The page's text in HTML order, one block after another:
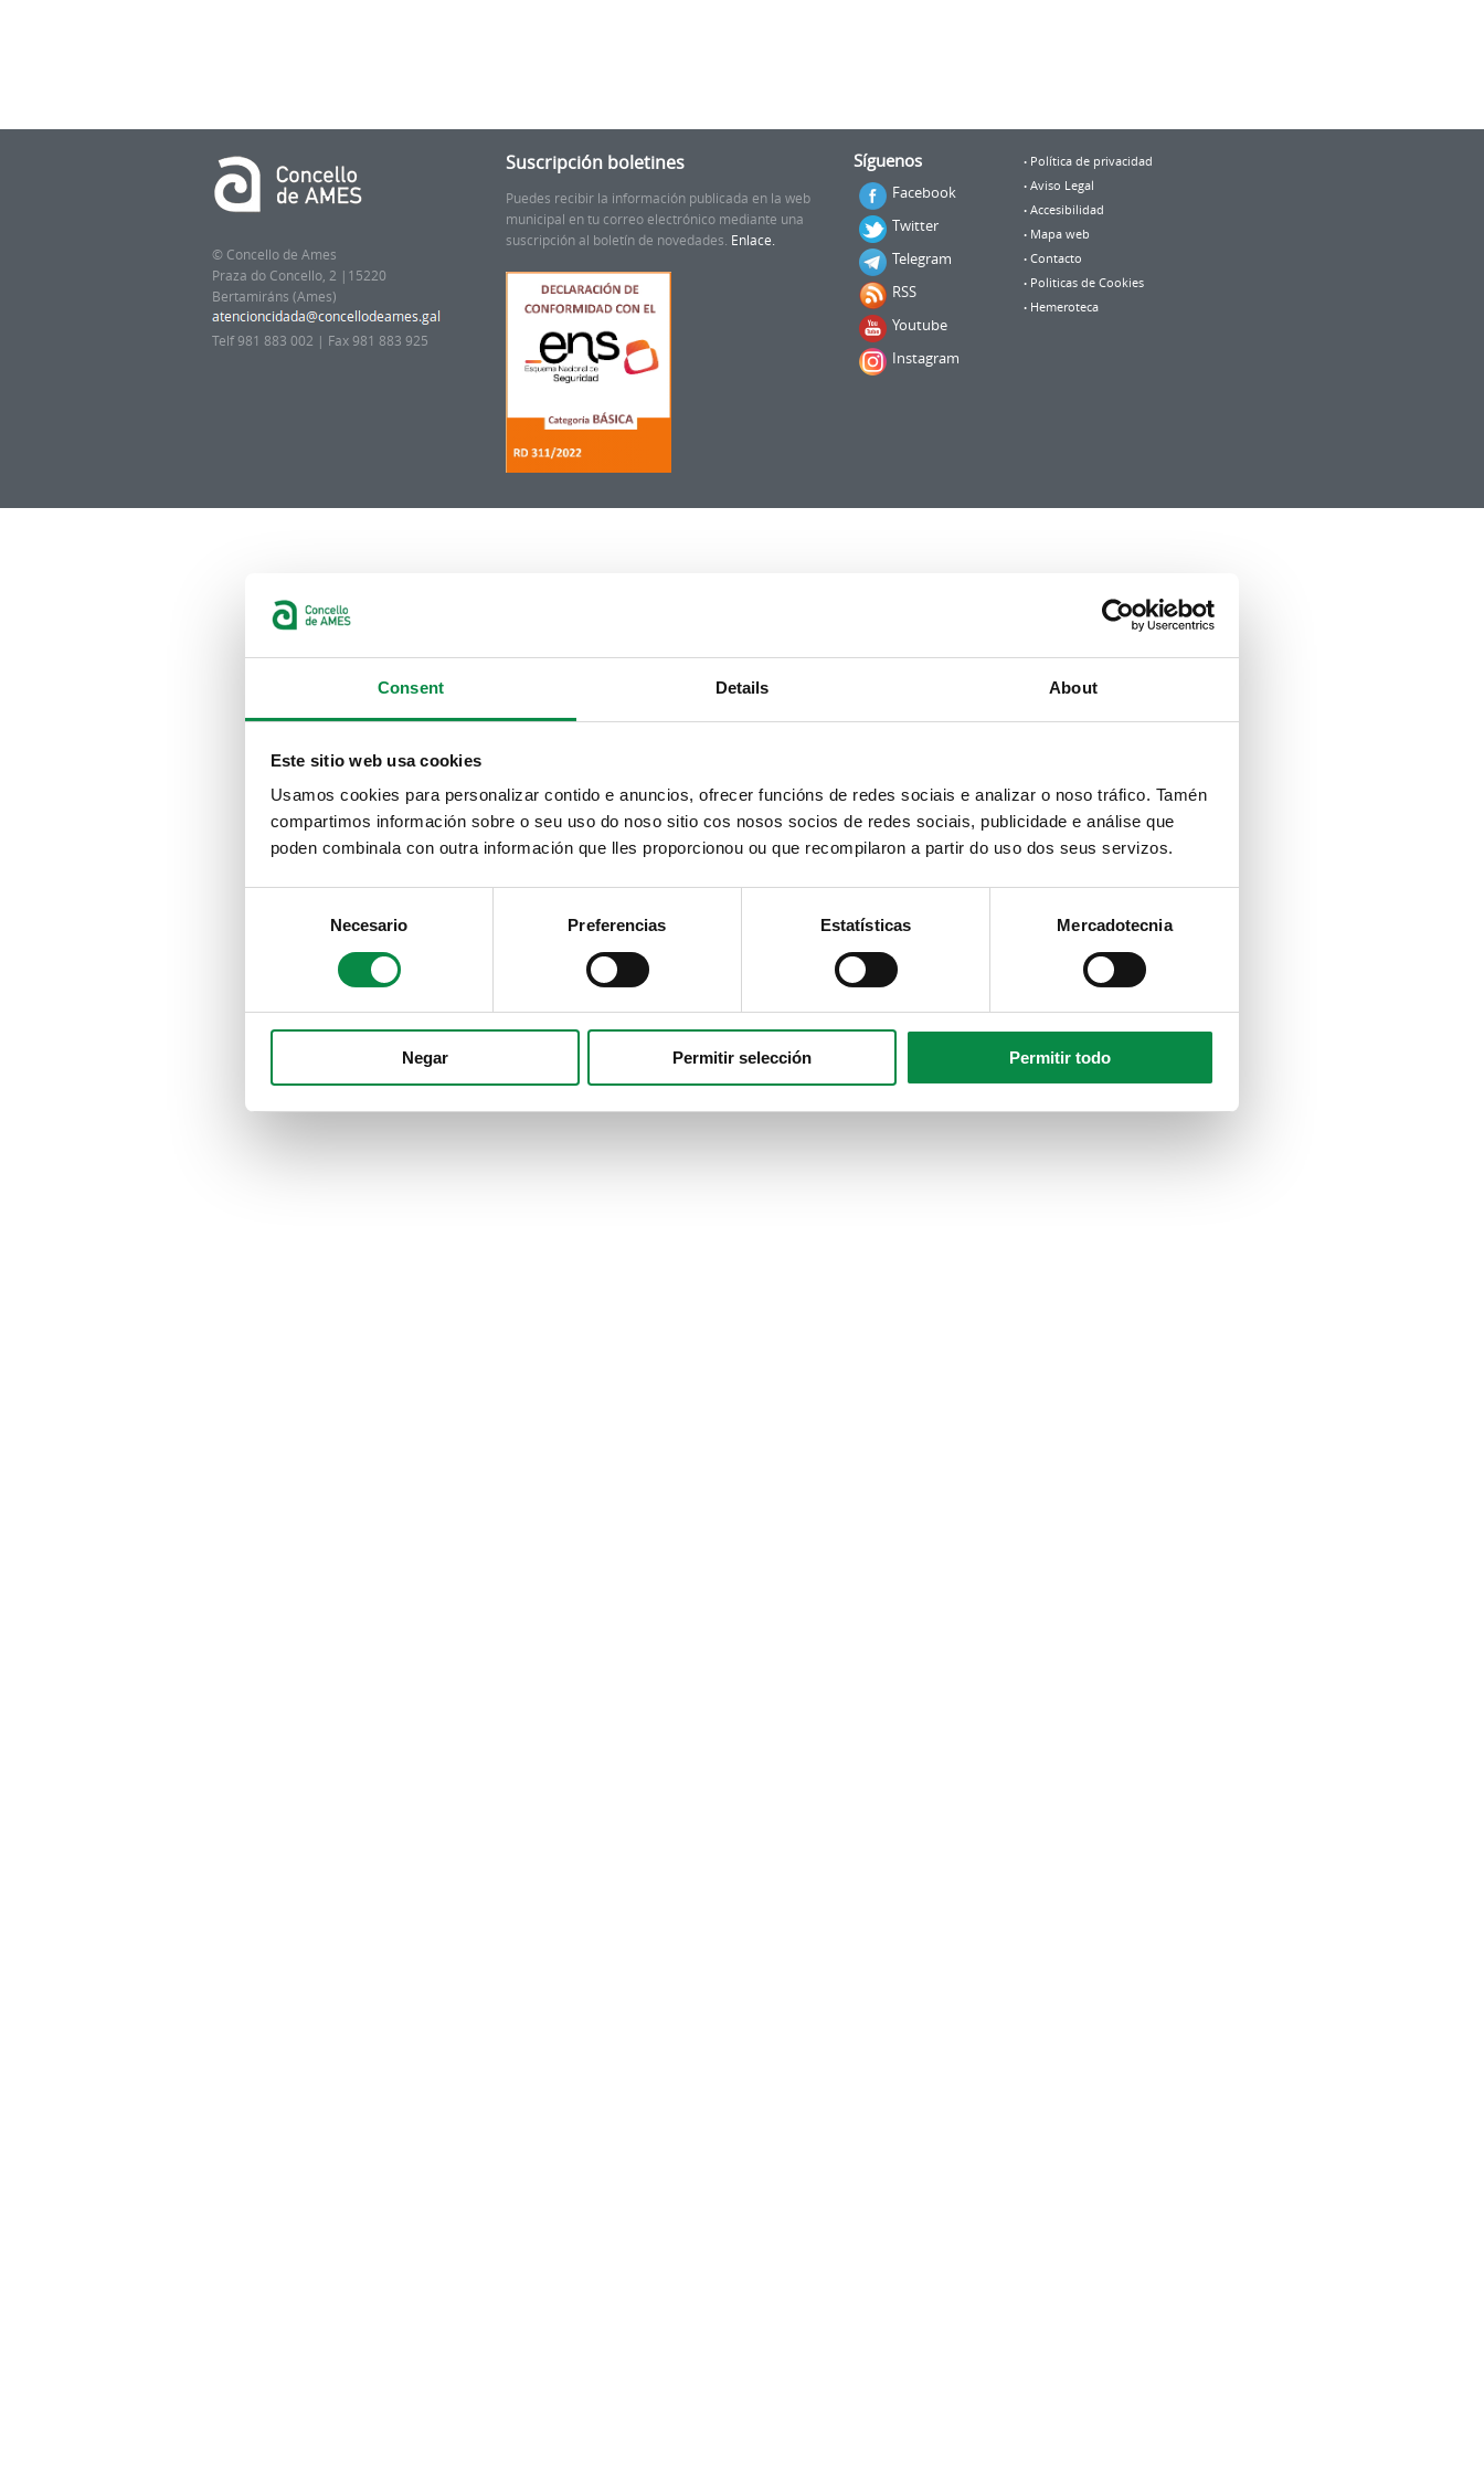
Consent Details About
Este sitio web usa cookies
Usamos cookies para personalizar contido e anuncios, ofrecer funcións de redes sociais e analizar o noso tráfico. Tamén
compartimos información sobre o seu uso do noso sitio cos nosos socios de redes sociais, publicidade e análise que
poden combinala con outra información que lles proporcionou ou que recompilaron a partir do uso dos seus servizos.
Necesario Preferencias Estatísticas Mercadotecnia
Negar Permitir selección Permitir todo
© Concello de Ames
Praza do Concello, 2 |15220
Bertamiráns (Ames)
Telf 981 883 002 | Fax 981 883 925
Suscripción boletines
Puedes recibir la información publicada en la web
municipal en tu correo electrónico mediante una
suscripción al boletín de novedades. Enlace.
Síguenos
Facebook
Twitter
Telegram
RSS
Youtube
Instagram
Política de privacidad
Aviso Legal
Accesibilidad
Mapa web
Contacto
Politicas de Cookies
Hemeroteca